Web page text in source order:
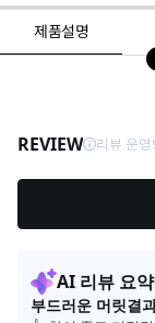
제품설명